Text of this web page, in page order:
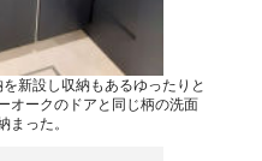
新設し収納もあるゆったりと
オークのドアと同じ柄の洗面
まった。